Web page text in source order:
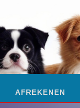
AFREKENEN